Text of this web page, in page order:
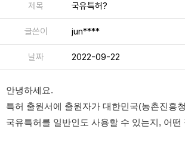
제목 국유특허?
글쓴이 jun****
날짜 2022-09-22
안녕하세요.
특허 출원서에 출원자가 대한민국(농촌진흥
국유특허를 일반인도 사용할 수 있는지, 어